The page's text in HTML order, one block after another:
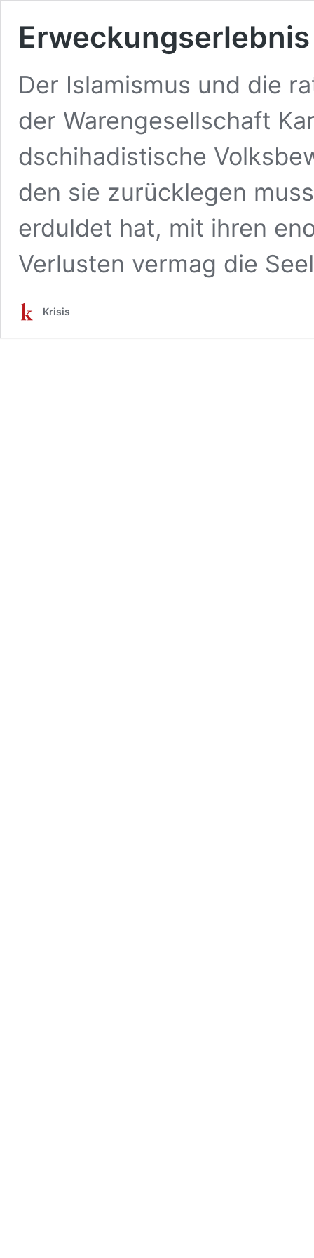
Der Islamismus und die
der Warengesellschaft
dschihadistische
den sie zurücklegen
erduldet hat, mit ihren
Verlusten vermag die
Krisis